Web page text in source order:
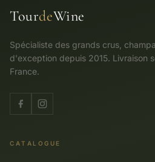
TourdeWine
Spécialiste des grands crus,
d'exception depuis 2015. Livraison
France.
CATALOGUE